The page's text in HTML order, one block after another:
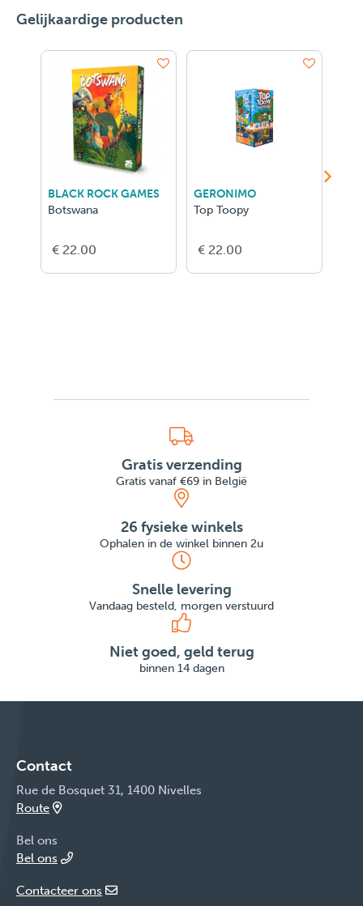
Gelijkaardige producten
BLACK ROCK GAMES
Botswana
€ 22.00
GERONIMO
Top Toopy
€ 22.00
Gratis verzending
Gratis vanaf €69 in België
26 fysieke winkels
Ophalen in de winkel binnen 2u
Snelle levering
Vandaag besteld, morgen verstuurd
Niet goed, geld terug
binnen 14 dagen
Contact
Rue de Bosquet 31, 1400 Nivelles
Route
Bel ons
Bel ons
Contacteer ons